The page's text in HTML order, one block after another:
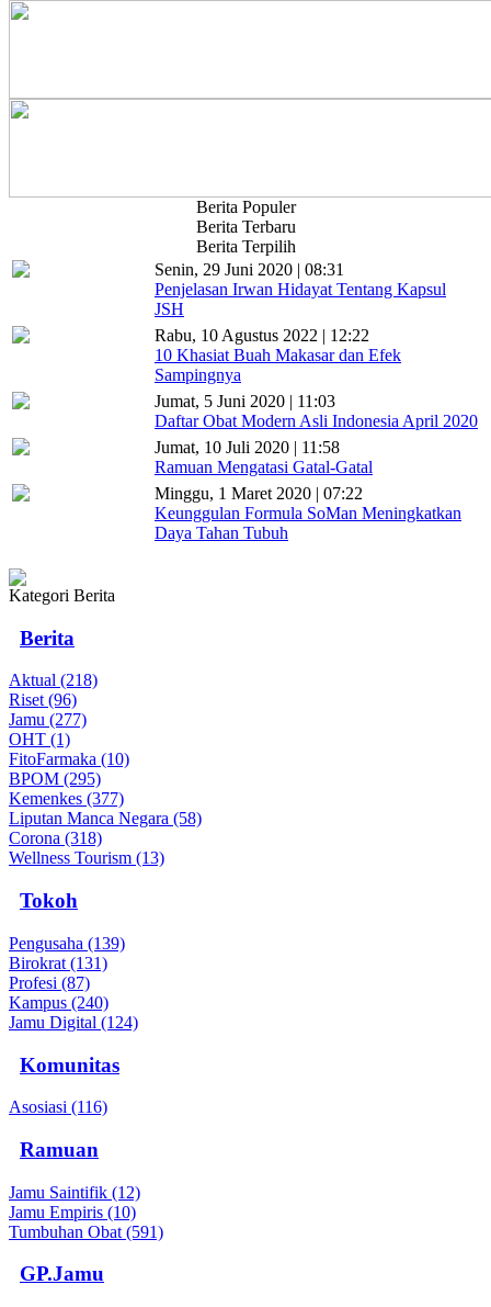
Berita Populer
Berita Terbaru
Berita Terpilih
Senin, 29 Juni 2020 | 08:31
Penjelasan Irwan Hidayat Tentang Kapsul
JSH
Rabu, 10 Agustus 2022 | 12:22
10 Khasiat Buah Makasar dan Efek
Sampingnya
Jumat, 5 Juni 2020 | 11:03
Daftar Obat Modern Asli Indonesia April 2020
Jumat, 10 Juli 2020 | 11:58
Ramuan Mengatasi Gatal-Gatal
Minggu, 1 Maret 2020 | 07:22
Keunggulan Formula SoMan Meningkatkan
Daya Tahan Tubuh
Kategori Berita
Berita
Aktual (218)
Riset (96)
Jamu (277)
OHT (1)
FitoFarmaka (10)
BPOM (295)
Kemenkes (377)
Liputan Manca Negara (58)
Corona (318)
Wellness Tourism (13)
Tokoh
Pengusaha (139)
Birokrat (131)
Profesi (87)
Kampus (240)
Jamu Digital (124)
Komunitas
Asosiasi (116)
Ramuan
Jamu Saintifik (12)
Jamu Empiris (10)
Tumbuhan Obat (591)
GP.Jamu